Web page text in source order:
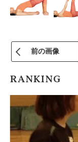
前の画像
RANKING